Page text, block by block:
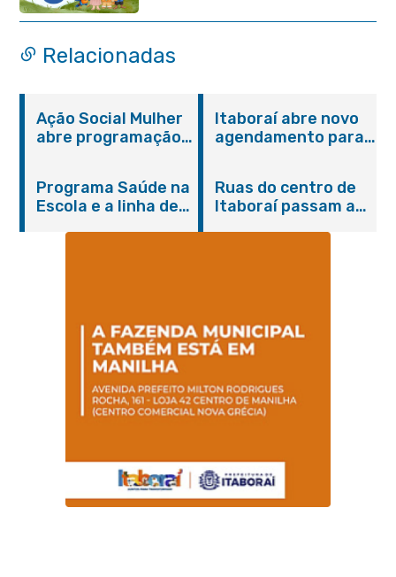
Relacionadas
Ação Social Mulher
abre programação
serviços gratuitos e
orientações
Itaboraí abre novo
agendamento para
Programa Saúde na
Escola e a linha de
Magalhães Seabra
Ruas do centro de
Itaboraí passam a